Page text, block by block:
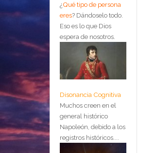
¿Qué tipo de persona
eres? Dándoselo todo.
Eso es lo que Dios
espera de nosotros.
Disonancia Cognitiva
Muchos creen en el
general histórico
Napoleón, debido a los
registros históricos....